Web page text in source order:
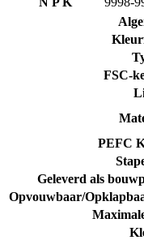
FSC-
PEFC
Geleverd als
Opvouwbaar/